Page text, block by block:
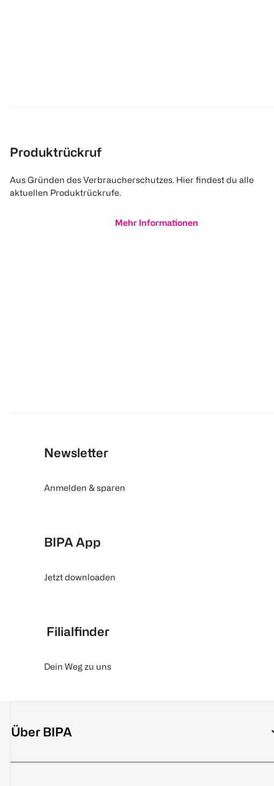
Produktrückruf
Aus Gründen des Verbraucherschutzes. Hier findest du alle
aktuellen Produktrückrufe.
Mehr Informationen
Newsletter
Anmelden & sparen
BIPA App
Jetzt downloaden
Filialfinder
Dein Weg zu uns
Über BIPA